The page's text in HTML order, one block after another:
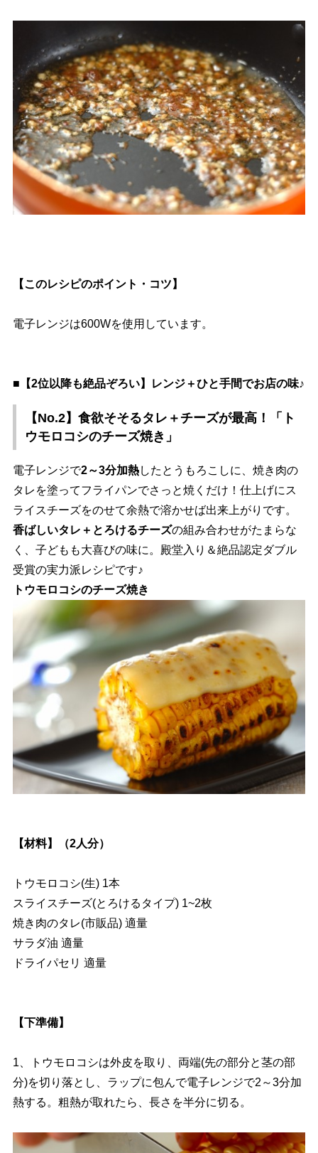
【このレシピのポイント・コツ】
電子レンジは600Wを使用しています。
■【2位以降も絶品ぞろい】レンジ＋ひと手間でお店の味♪
【No.2】食欲そそるタレ＋チーズが最高！「ト
ウモロコシのチーズ焼き」
電子レンジで2～3分加熱したとうもろこしに、焼き肉の
タレを塗ってフライパンでさっと焼くだけ！仕上げにス
ライスチーズをのせて余熱で溶かせば出来上がりです。
香ばしいタレ＋とろけるチーズの組み合わせがたまらな
く、子どもも大喜びの味に。殿堂入り＆絶品認定ダブル
受賞の実力派レシピです♪
トウモロコシのチーズ焼き
【材料】（2人分）
トウモロコシ(生) 1本
スライスチーズ(とろけるタイプ) 1~2枚
焼き肉のタレ(市販品) 適量
サラダ油 適量
ドライパセリ 適量
【下準備】
1、トウモロコシは外皮を取り、両端(先の部分と茎の部
分)を切り落とし、ラップに包んで電子レンジで2～3分加
熱する。粗熱が取れたら、長さを半分に切る。